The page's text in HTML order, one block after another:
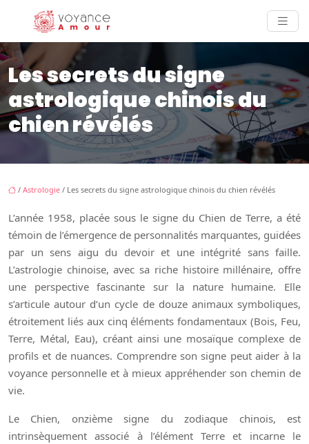
Les secrets du signe
astrologique chinois du
chien révélés
/ Astrologie / Les secrets du signe astrologique chinois du chien révélés
L’année 1958, placée sous le signe du Chien de Terre, a été
témoin de l’émergence de personnalités marquantes, guidées
par un sens aigu du devoir et une intégrité sans faille.
L’astrologie chinoise, avec sa riche histoire millénaire, offre
une perspective fascinante sur la nature humaine. Elle
s’articule autour d’un cycle de douze animaux symboliques,
étroitement liés aux cinq éléments fondamentaux (Bois, Feu,
Terre, Métal, Eau), créant ainsi une mosaïque complexe de
profils et de nuances. Comprendre son signe peut aider à la
voyance personnelle et à mieux appréhender son chemin de
vie.
Le Chien, onzième signe du zodiaque chinois, est
intrinsèquement associé à l’élément Terre et incarne le